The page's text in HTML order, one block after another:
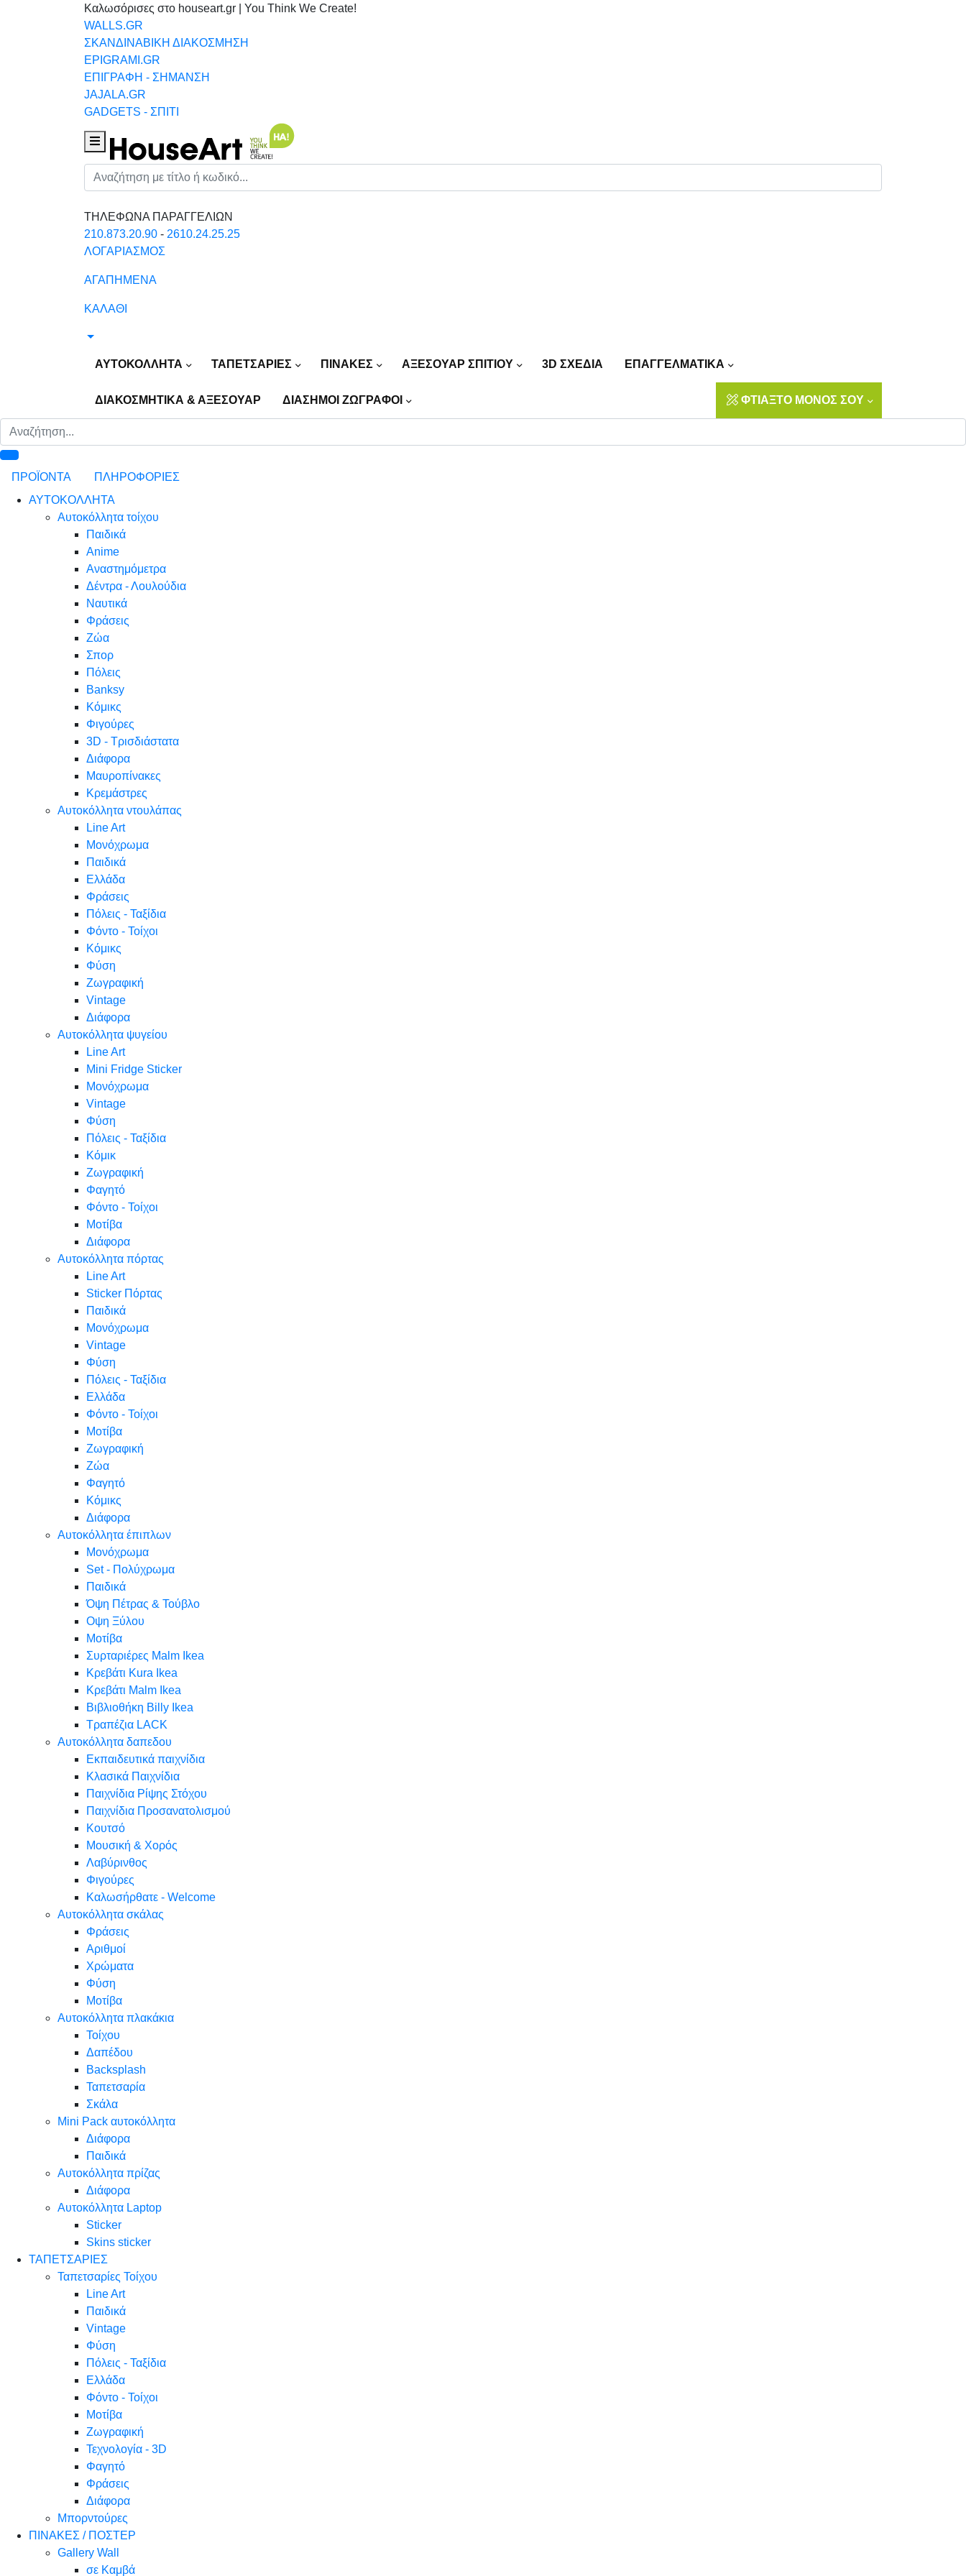
Καλωσόρισες στο houseart.gr | You Think We Create!
WALLS.GR
ΣΚΑΝΔΙΝΑΒΙΚΗ ΔΙΑΚΟΣΜΗΣΗ
EPIGRAMI.GR
ΕΠΙΓΡΑΦΗ - ΣΗΜΑΝΣΗ
JAJALA.GR
GADGETS - ΣΠΙΤΙ
Houseart Menu
Αναζήτηση
ΤΗΛΕΦΩΝΑ ΠΑΡΑΓΓΕΛΙΩΝ
210.873.20.90 - 2610.24.25.25
ΛΟΓΑΡΙΑΣΜΟΣ
ΑΓΑΠΗΜΕΝΑ
ΚΑΛΑΘΙ
ΑΥΤΟΚΟΛΛΗΤΑ ΤΑΠΕΤΣΑΡΙΕΣ ΠΙΝΑΚΕΣ ΑΞΕΣΟΥΑΡ ΣΠΙΤΙΟΥ 3D ΣΧΕΔΙΑ ΕΠΑΓΓΕΛΜΑΤΙΚΑ
ΔΙΑΚΟΣΜΗΤΙΚΑ & ΑΞΕΣΟΥΑΡ ΔΙΑΣΗΜΟΙ ΖΩΓΡΑΦΟΙ ΦΤΙΑΞΤΟ ΜΟΝΟΣ ΣΟΥ
ΠΡΟΪΟΝΤΑ
ΠΛΗΡΟΦΟΡΙΕΣ
ΑΥΤΟΚΟΛΛΗΤΑ
Αυτοκόλλητα τοίχου
Παιδικά
Anime
Αναστημόμετρα
Δέντρα - Λουλούδια
Ναυτικά
Φράσεις
Ζώα
Σπορ
Πόλεις
Banksy
Κόμικς
Φιγούρες
3D - Τρισδιάστατα
Διάφορα
Μαυροπίνακες
Κρεμάστρες
Αυτοκόλλητα ντουλάπας
Line Art
Μονόχρωμα
Παιδικά
Ελλάδα
Φράσεις
Πόλεις - Ταξίδια
Φόντο - Τοίχοι
Κόμικς
Φύση
Ζωγραφική
Vintage
Διάφορα
Αυτοκόλλητα ψυγείου
Line Art
Mini Fridge Sticker
Μονόχρωμα
Vintage
Φύση
Πόλεις - Ταξίδια
Κόμικ
Ζωγραφική
Φαγητό
Φόντο - Τοίχοι
Μοτίβα
Διάφορα
Αυτοκόλλητα πόρτας
Line Art
Sticker Πόρτας
Παιδικά
Μονόχρωμα
Vintage
Φύση
Πόλεις - Ταξίδια
Ελλάδα
Φόντο - Τοίχοι
Μοτίβα
Ζωγραφική
Ζώα
Φαγητό
Κόμικς
Διάφορα
Αυτοκόλλητα έπιπλων
Μονόχρωμα
Set - Πολύχρωμα
Παιδικά
Όψη Πέτρας & Τούβλο
Oψη Ξύλου
Μοτίβα
Συρταριέρες Malm Ikea
Κρεβάτι Kura Ikea
Κρεβάτι Malm Ikea
Βιβλιοθήκη Billy Ikea
Τραπέζια LACK
Αυτοκόλλητα δαπεδου
Εκπαιδευτικά παιχνίδια
Κλασικά Παιχνίδια
Παιχνίδια Ρίψης Στόχου
Παιχνίδια Προσανατολισμού
Κουτσό
Μουσική & Χορός
Λαβύρινθος
Φιγούρες
Καλωσήρθατε - Welcome
Αυτοκόλλητα σκάλας
Φράσεις
Αριθμοί
Χρώματα
Φύση
Μοτίβα
Αυτοκόλλητα πλακάκια
Τοίχου
Δαπέδου
Backsplash
Ταπετσαρία
Σκάλα
Mini Pack αυτοκόλλητα
Διάφορα
Παιδικά
Αυτοκόλλητα πρίζας
Διάφορα
Αυτοκόλλητα Laptop
Sticker
Skins sticker
ΤΑΠΕΤΣΑΡΙΕΣ
Ταπετσαρίες Τοίχου
Line Art
Παιδικά
Vintage
Φύση
Πόλεις - Ταξίδια
Ελλάδα
Φόντο - Τοίχοι
Μοτίβα
Ζωγραφική
Τεχνολογία - 3D
Φαγητό
Φράσεις
Διάφορα
Μπορντούρες
ΠΙΝΑΚΕΣ / ΠΟΣΤΕΡ
Gallery Wall
σε Καμβά